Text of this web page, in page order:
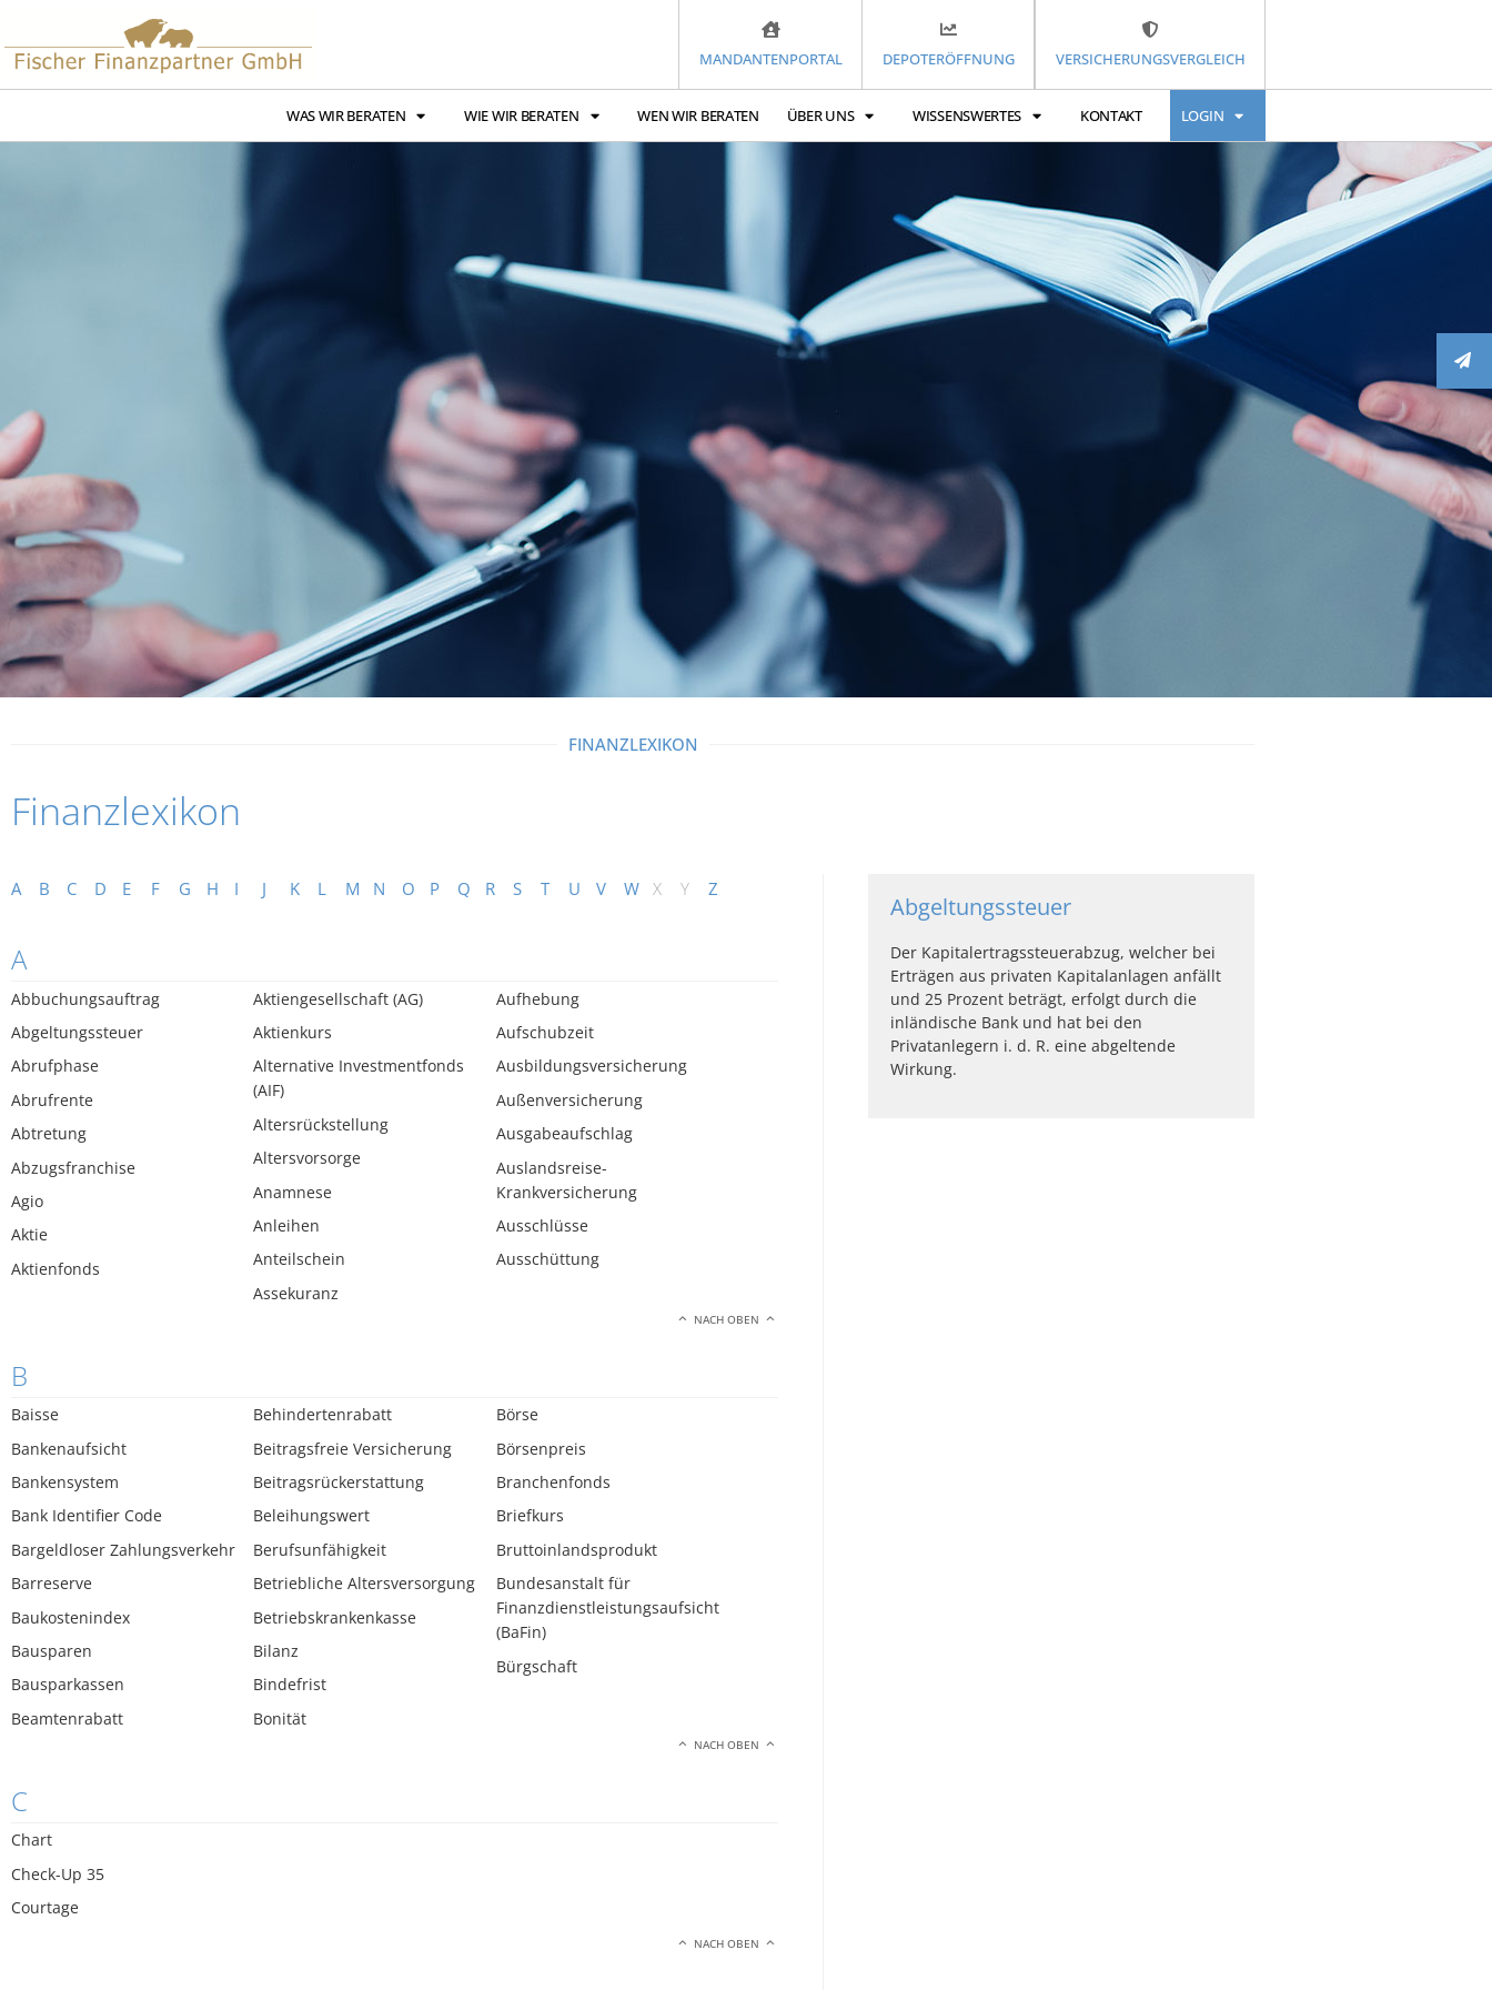
MANDANTENPORTAL DEPOTERÖFFNUNG VERSICHERUNGSVERGLEICH
WAS WIR BERATEN WIE WIR BERATEN WEN WIR BERATEN ÜBER UNS WISSENSWERTES KONTAKT LOGIN
FINANZLEXIKON
Finanzlexikon
A B C D E F G H I J K L M N O P Q R S T U V W X Y Z
A
Abbuchungsauftrag
Abgeltungssteuer
Abrufphase
Abrufrente
Abtretung
Abzugsfranchise
Agio
Aktie
Aktienfonds
Aktiengesellschaft (AG)
Aktienkurs
Alternative Investmentfonds
(AIF)
Altersrückstellung
Altersvorsorge
Anamnese
Anleihen
Anteilschein
Assekuranz
Aufhebung
Aufschubzeit
Ausbildungsversicherung
Außenversicherung
Ausgabeaufschlag
Auslandsreise-
Krankversicherung
Ausschlüsse
Ausschüttung
NACH OBEN
B
Baisse
Bankenaufsicht
Bankensystem
Bank Identifier Code
Bargeldloser Zahlungsverkehr
Barreserve
Baukostenindex
Bausparen
Bausparkassen
Beamtenrabatt
Behindertenrabatt
Beitragsfreie Versicherung
Beitragsrückerstattung
Beleihungswert
Berufsunfähigkeit
Betriebliche Altersversorgung
Betriebskrankenkasse
Bilanz
Bindefrist
Bonität
Börse
Börsenpreis
Branchenfonds
Briefkurs
Bruttoinlandsprodukt
Bundesanstalt für
Finanzdienstleistungsaufsicht
(BaFin)
Bürgschaft
NACH OBEN
C
Chart
Check-Up 35
Courtage
NACH OBEN
Abgeltungssteuer
Der Kapitalertragssteuerabzug, welcher bei
Erträgen aus privaten Kapitalanlagen anfällt
und 25 Prozent beträgt, erfolgt durch die
inländische Bank und hat bei den
Privatanlegern i. d. R. eine abgeltende
Wirkung.